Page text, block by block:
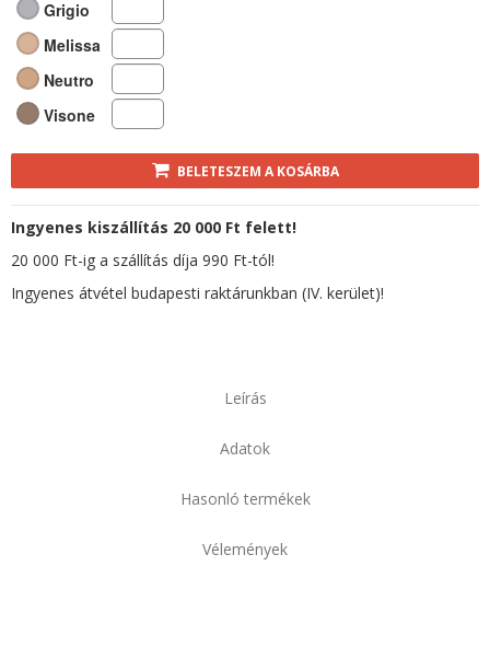
Grigio
Melissa
Neutro
Visone
BELETESZEM A KOSÁRBA
Ingyenes kiszállítás 20 000 Ft felett!
20 000 Ft-ig a szállítás díja 990 Ft-tól!
Ingyenes átvétel budapesti raktárunkban (IV. kerület)!
Leírás
Adatok
Hasonló termékek
Vélemények